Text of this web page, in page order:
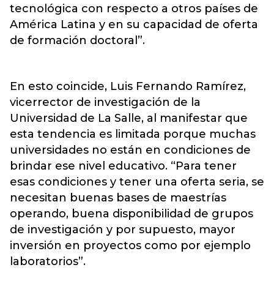
tecnológica con respecto a otros países de
América Latina y en su capacidad de oferta
de formación doctoral”.
En esto coincide, Luis Fernando Ramírez,
vicerrector de investigación de la
Universidad de La Salle, al manifestar que
esta tendencia es limitada porque muchas
universidades no están en condiciones de
brindar ese nivel educativo. “Para tener
esas condiciones y tener una oferta seria, se
necesitan buenas bases de maestrías
operando, buena disponibilidad de grupos
de investigación y por supuesto, mayor
inversión en proyectos como por ejemplo
laboratorios”.